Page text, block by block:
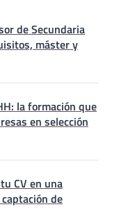
de Secundaria
máster y
la formación que
en selección
CV en una
de